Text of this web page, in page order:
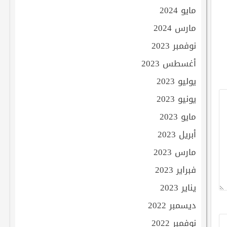
مايو 2024
مارس 2024
نوفمبر 2023
أغسطس 2023
يوليو 2023
يونيو 2023
مايو 2023
أبريل 2023
مارس 2023
فبراير 2023
يناير 2023
ديسمبر 2022
نوفمبر 2022